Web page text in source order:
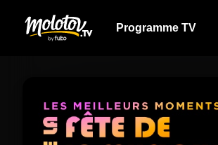
Programme TV